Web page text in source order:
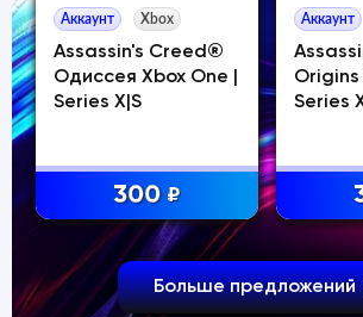
Аккаунт Xbox
Assassin's Creed®
Одиссея Xbox One |
Series X|S
300 ₽
Аккаунт
Origins
Series
Больше предложений